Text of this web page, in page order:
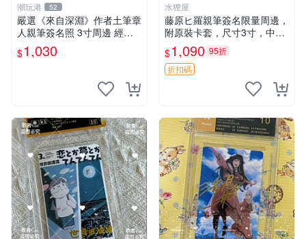
潮玩港 52
嚴選《來自深淵》作者土筆章
人親筆簽名照 3寸周邊 經典
卡磚 相片拍賣 深淵 Made in
Abyss 土筆章人 照片
$1,030
水狸屋
藤原ヒ羅親筆簽名限量周邊，
附原裝卡套，尺寸3寸，中古
輕瑕 會長大人 親筆 簽名 周
邊 卡套 3寸 中古初瑕
$1,090 95折
折扣碼